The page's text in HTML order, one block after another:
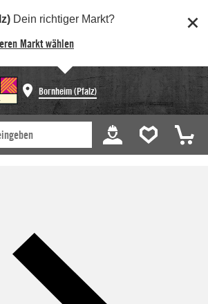
Dein richtiger Markt?
Markt wählen
Bornheim (Pfalz)